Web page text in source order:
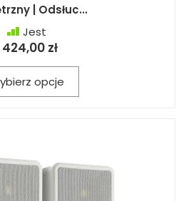
| Odsłuc...
Jest
424,00 zł
opcje